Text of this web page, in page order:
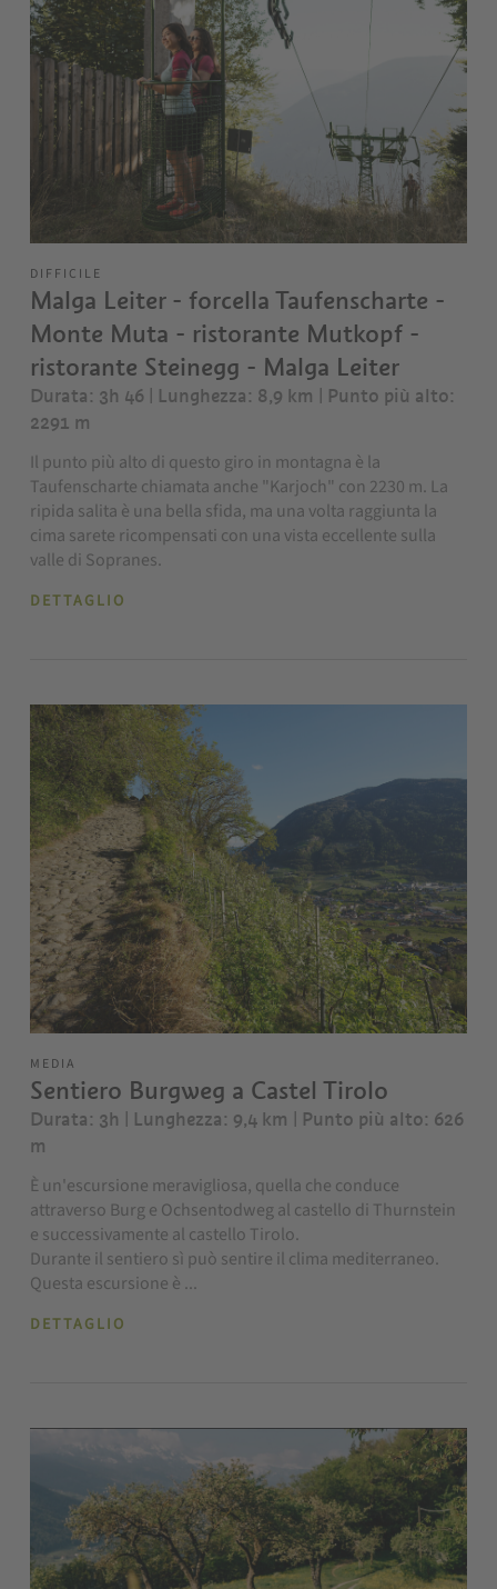
DIFFICILE
Malga Leiter - forcella Taufenscharte -
Monte Muta - ristorante Mutkopf -
ristorante Steinegg - Malga Leiter
Durata: 3h 46 | Lunghezza: 8,9 km | Punto più alto:
2291 m
Il punto più alto di questo giro in montagna è la
Taufenscharte chiamata anche "Karjoch" con 2230 m. La
ripida salita è una bella sfida, ma una volta raggiunta la
cima sarete ricompensati con una vista eccellente sulla
valle di Sopranes.
DETTAGLIO
MEDIA
Sentiero Burgweg a Castel Tirolo
Durata: 3h | Lunghezza: 9,4 km | Punto più alto: 626
m
È un'escursione meravigliosa, quella che conduce
attraverso Burg e Ochsentodweg al castello di Thurnstein
e successivamente al castello Tirolo.
Durante il sentiero sì può sentire il clima mediterraneo.
Questa escursione è ...
DETTAGLIO